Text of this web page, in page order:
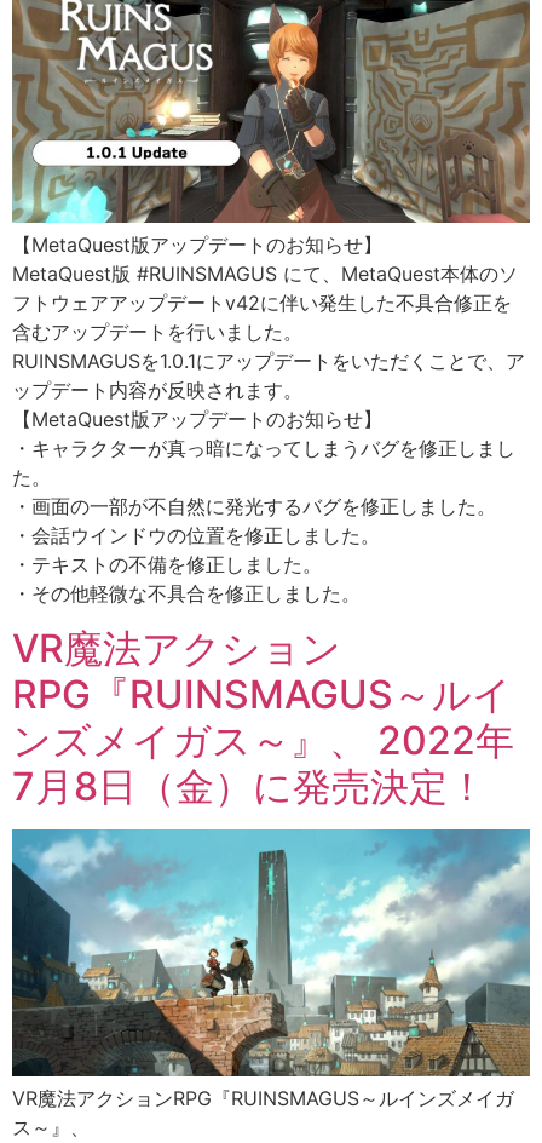
【MetaQuest版アップデートのお知らせ】
MetaQuest版 #RUINSMAGUS にて、MetaQuest本体のソ
フトウェアアップデートv42に伴い発生した不具合修正を
含むアップデートを行いました。
RUINSMAGUSを1.0.1にアップデートをいただくことで、ア
ップデート内容が反映されます。
【MetaQuest版アップデートのお知らせ】
・キャラクターが真っ暗になってしまうバグを修正しまし
た。
・画面の一部が不自然に発光するバグを修正しました。
・会話ウインドウの位置を修正しました。
・テキストの不備を修正しました。
・その他軽微な不具合を修正しました。
VR魔法アクション
RPG『RUINSMAGUS～ルイ
ンズメイガス～』、 2022年
7月8日（金）に発売決定！
VR魔法アクションRPG『RUINSMAGUS～ルインズメイガ
ス～』、